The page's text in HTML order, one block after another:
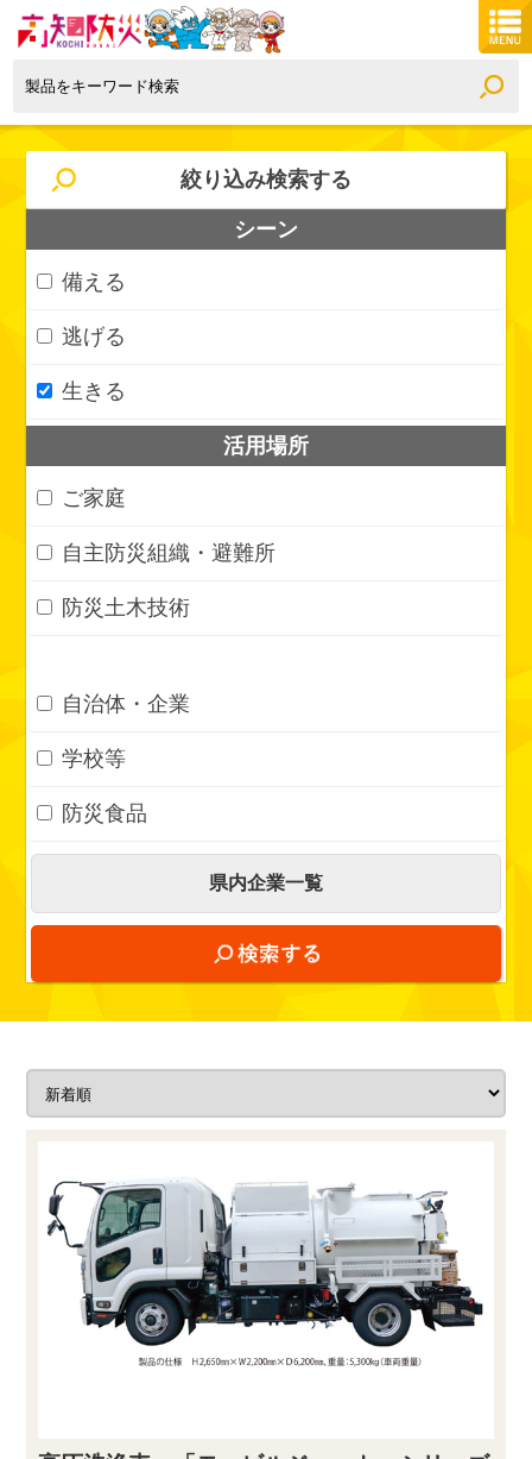
絞り込み検索する
シーン
備える
逃げる
生きる
活用場所
ご家庭
自主防災組織・避難所
防災土木技術
自治体・企業
学校等
防災食品
県内企業一覧